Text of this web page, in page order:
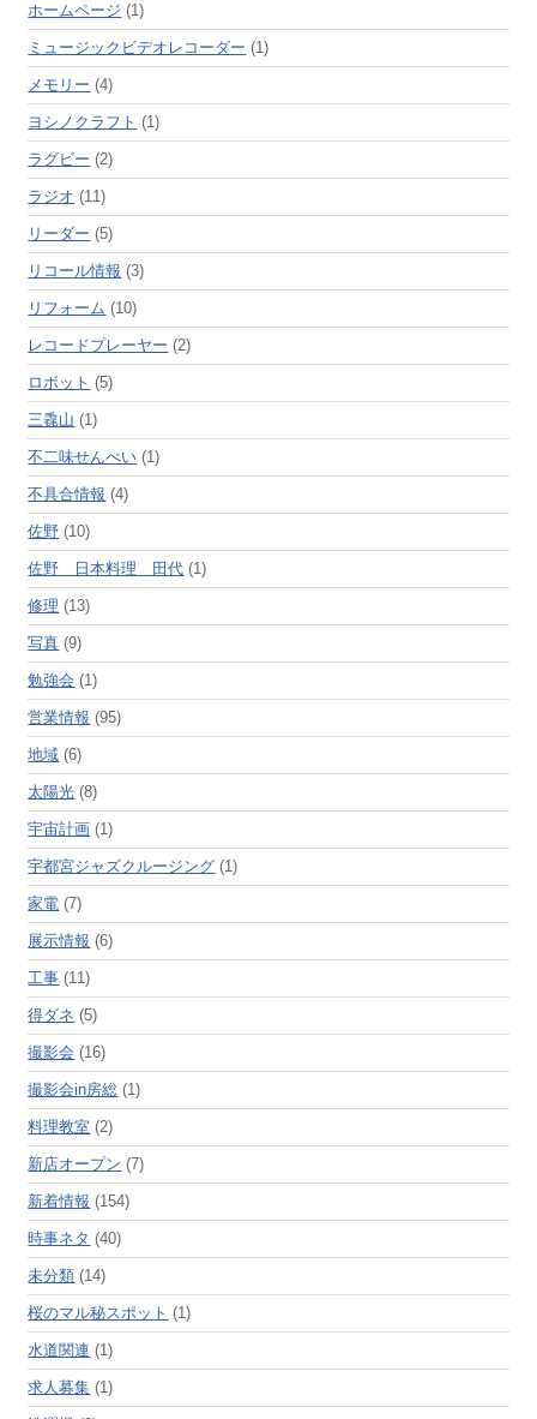
ホームページ (1)
ミュージックビデオレコーダー (1)
メモリー (4)
ヨシノクラフト (1)
ラグビー (2)
ラジオ (11)
リーダー (5)
リコール情報 (3)
リフォーム (10)
レコードプレーヤー (2)
ロボット (5)
三毳山 (1)
不二味せんべい (1)
不具合情報 (4)
佐野 (10)
佐野 日本料理 田代 (1)
修理 (13)
写真 (9)
勉強会 (1)
営業情報 (95)
地域 (6)
太陽光 (8)
宇宙計画 (1)
宇都宮ジャズクルージング (1)
家電 (7)
展示情報 (6)
工事 (11)
得ダネ (5)
撮影会 (16)
撮影会in房総 (1)
料理教室 (2)
新店オープン (7)
新着情報 (154)
時事ネタ (40)
未分類 (14)
桜のマル秘スポット (1)
水道関連 (1)
求人募集 (1)